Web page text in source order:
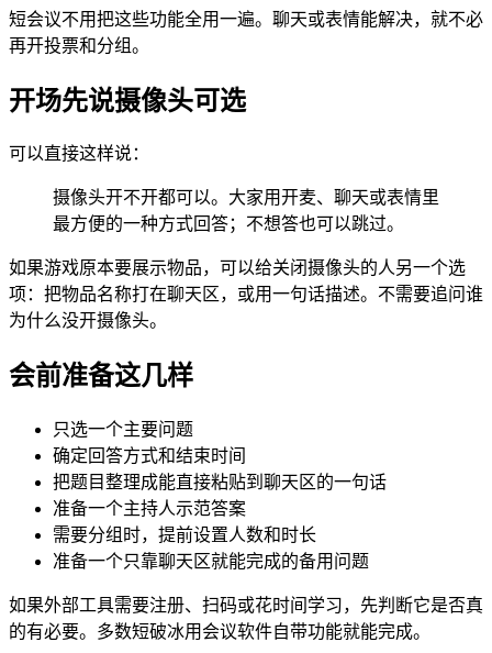
短会议不用把这些功能全用一遍。聊天或表情能解决，就不必
再开投票和分组。
开场先说摄像头可选
可以直接这样说：
摄像头开不开都可以。大家用开麦、聊天或表情里
最方便的一种方式回答；不想答也可以跳过。
如果游戏原本要展示物品，可以给关闭摄像头的人另一个选
项：把物品名称打在聊天区，或用一句话描述。不需要追问谁
为什么没开摄像头。
会前准备这几样
只选一个主要问题
确定回答方式和结束时间
把题目整理成能直接粘贴到聊天区的一句话
准备一个主持人示范答案
需要分组时，提前设置人数和时长
准备一个只靠聊天区就能完成的备用问题
如果外部工具需要注册、扫码或花时间学习，先判断它是否真
的有必要。多数短破冰用会议软件自带功能就能完成。